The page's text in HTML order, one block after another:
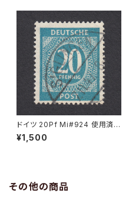
ドイツ 20Pf Mi#924 使用済み
切手｜SIGLINGEN 7.11.1947
¥1,500
その他の商品